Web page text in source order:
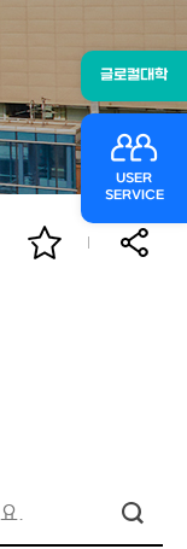
글로컬대학
USER
SERVICE